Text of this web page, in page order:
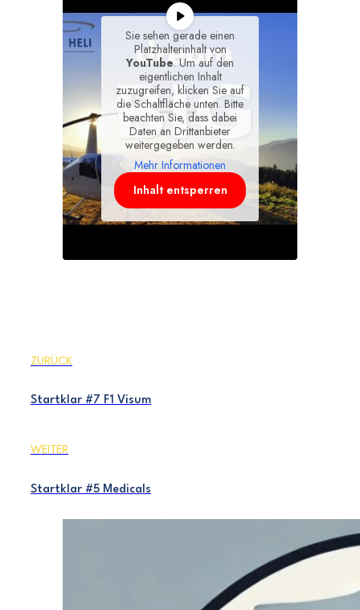
Sie sehen gerade einen
Platzhalterinhalt von
YouTube. Um auf den
eigentlichen Inhalt
zuzugreifen, klicken Sie auf
die Schaltfläche unten. Bitte
beachten Sie, dass dabei
Daten an Drittanbieter
weitergegeben werden.
Mehr Informationen
Inhalt entsperren
ZURÜCK
Startklar #7 F1 Visum
WEITER
Startklar #5 Medicals